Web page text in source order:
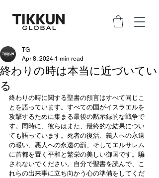
終わりの時は本当に近づいてい
る
TG
Apr 8, 2024 1 min read
終わりの時に関する聖書の預言はすべて同じこ
とを語っています。すべての国がイスラエルを
攻撃するために集まる最後の黙示録的な戦争で
す。同時に、彼らはまた、最終的な結果につい
ても語っています。死者の復活、義人への永遠
の報い、悪人への永遠の罰、そしてエルサレム
に首都を置く平和と繁栄の美しい御国です。騙
されないでください。自分で聖書を読んで、こ
れらの出来事に立ち向かう心の準備をしてくだ